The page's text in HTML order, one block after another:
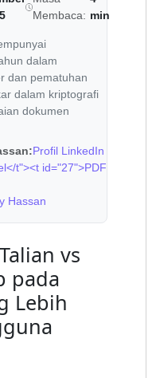
Membaca: min
dalam
dan pematuhan
dalam kriptografi
dokumen
Profil LinkedIn
t"><t id="27">PDF
Hassan
vs
pada
Lebih